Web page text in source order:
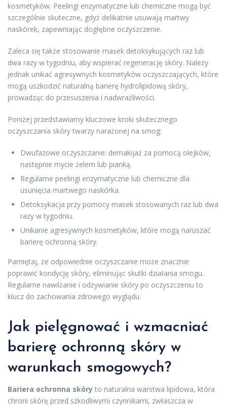
kosmetyków. Peelingi enzymatyczne lub chemiczne mogą być
szczególnie skuteczne, gdyż delikatnie usuwają martwy
naskórek, zapewniając dogłębne oczyszczenie.
Zaleca się także stosowanie masek detoksykujących raz lub
dwa razy w tygodniu, aby wspierać regenerację skóry. Należy
jednak unikać agresywnych kosmetyków oczyszczających, które
mogą uszkodzić naturalną barierę hydrolipidową skóry,
prowadząc do przesuszenia i nadwrażliwości.
Poniżej przedstawiamy kluczowe kroki skutecznego
oczyszczania skóry twarzy narażonej na smog:
Dwufazowe oczyszczanie: demakijaż za pomocą olejków,
następnie mycie żelem lub pianką.
Regularne peelingi enzymatyczne lub chemiczne dla
usunięcia martwego naskórka.
Detoksykacja przy pomocy masek stosowanych raz lub dwa
razy w tygodniu.
Unikanie agresywnych kosmetyków, które mogą naruszać
barierę ochronną skóry.
Pamiętaj, że odpowiednie oczyszczanie może znacznie
poprawić kondycję skóry, eliminując skutki działania smogu.
Regularne nawilżanie i odżywianie skóry po oczyszczeniu to
klucz do zachowania zdrowego wyglądu.
Jak pielęgnować i wzmacniać
barierę ochronną skóry w
warunkach smogowych?
Bariera ochronna skóry to naturalna warstwa lipidowa, która
chroni skórę przed szkodliwymi czynnikami, zwłaszcza w